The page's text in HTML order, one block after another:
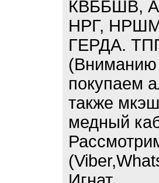
КВББШВ,
НРГ,
ГЕРДА.
(Вниманию
покупаем
также
медный